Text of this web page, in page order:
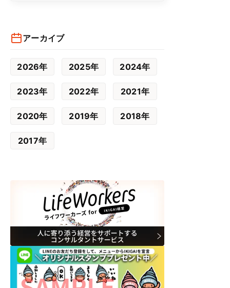
アーカイブ
2026年 2025年 2024年
2023年 2022年 2021年
2020年 2019年 2018年
2017年